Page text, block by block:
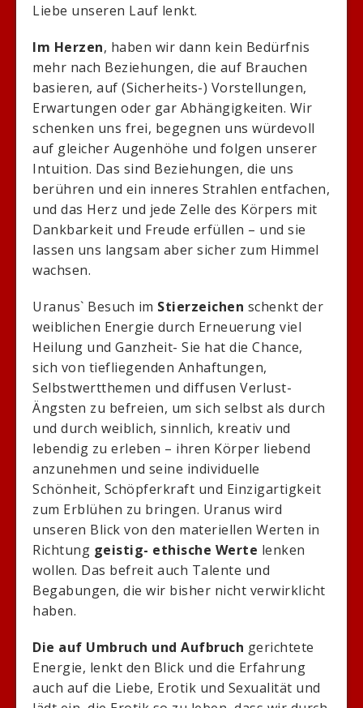
Liebe unseren Lauf lenkt.
Im Herzen, haben wir dann kein Bedürfnis
mehr nach Beziehungen, die auf Brauchen
basieren, auf (Sicherheits-) Vorstellungen,
Erwartungen oder gar Abhängigkeiten. Wir
schenken uns frei, begegnen uns würdevoll
auf gleicher Augenhöhe und folgen unserer
Intuition. Das sind Beziehungen, die uns
berühren und ein inneres Strahlen entfachen,
und das Herz und jede Zelle des Körpers mit
Dankbarkeit und Freude erfüllen – und sie
lassen uns langsam aber sicher zum Himmel
wachsen.
Uranus` Besuch im Stierzeichen schenkt der
weiblichen Energie durch Erneuerung viel
Heilung und Ganzheit- Sie hat die Chance,
sich von tiefliegenden Anhaftungen,
Selbstwertthemen und diffusen Verlust-
Ängsten zu befreien, um sich selbst als durch
und durch weiblich, sinnlich, kreativ und
lebendig zu erleben – ihren Körper liebend
anzunehmen und seine individuelle
Schönheit, Schöpferkraft und Einzigartigkeit
zum Erblühen zu bringen. Uranus wird
unseren Blick von den materiellen Werten in
Richtung geistig- ethische Werte lenken
wollen. Das befreit auch Talente und
Begabungen, die wir bisher nicht verwirklicht
haben.
Die auf Umbruch und Aufbruch gerichtete
Energie, lenkt den Blick und die Erfahrung
auch auf die Liebe, Erotik und Sexualität und